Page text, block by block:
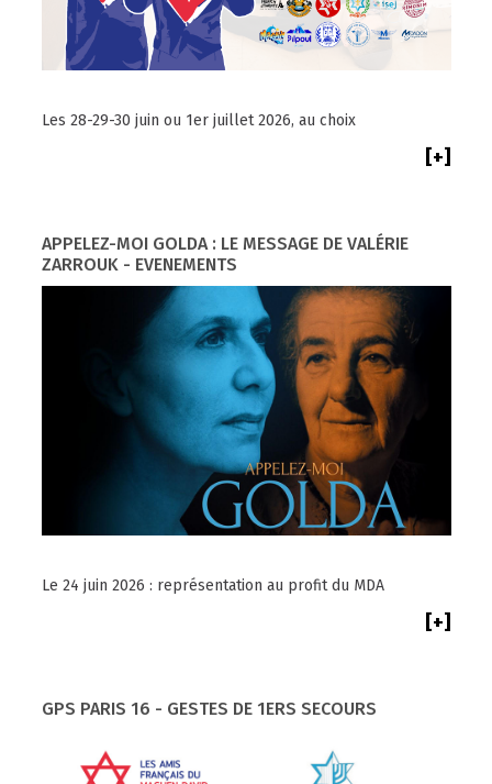
Les 28-29-30 juin ou 1er juillet 2026, au choix
[+]
APPELEZ-MOI GOLDA : LE MESSAGE DE VALÉRIE
ZARROUK - EVENEMENTS
Le 24 juin 2026 : représentation au profit du MDA
[+]
GPS PARIS 16 - GESTES DE 1ERS SECOURS